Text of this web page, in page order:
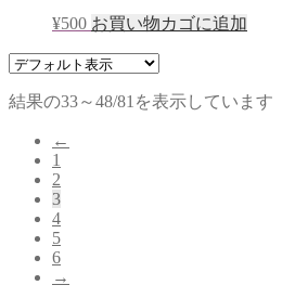
¥500 お買い物カゴに追加
結果の33～48/81を表示しています
←
1
2
3
4
5
6
→